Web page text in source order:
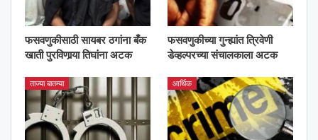
फसवणुकीसाठी सायबर ठगांना बँक
खाती पुरविणार्‍या तिघांना अटक
फसवणुकीच्या गुन्ह्यांत त्रिवेणी
डेव्हल्परच्या संचालकाला अटक
ताज्या बातम्या आर्थिक